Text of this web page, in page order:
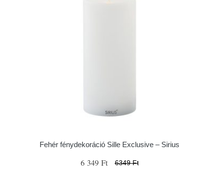
Fehér fénydekoráció Sille Exclusive – Sirius
6 349 Ft 6349 Ft